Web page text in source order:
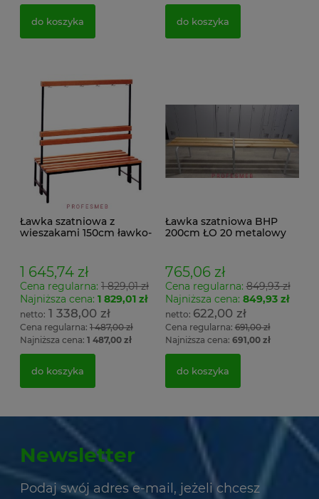
do koszyka do koszyka
Ławka szatniowa z
wieszakami 150cm ławko-
1 645,74 zł
Cena regularna: 1 829,01 zł
Najniższa cena: 1 829,01 zł
1 338,00 zł
Cena regularna: 1 487,00 zł
Najniższa cena: 1 487,00 zł
do koszyka
Ławka szatniowa BHP
200cm ŁO 20 metalowy
765,06 zł
Cena regularna:849,93 zł
Najniższa cena: 849,93 zł
622,00 zł
Cena regularna:691,00 zł
Najniższa cena: 691,00 zł
do koszyka
Newsletter
Podaj swój adres e-mail, jeżeli chcesz